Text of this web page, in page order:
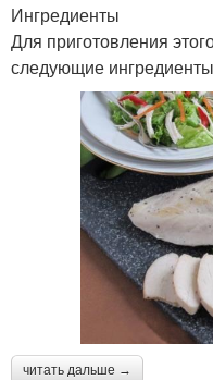
Ингредиенты
Для приготовления
следующие
читать дальше →